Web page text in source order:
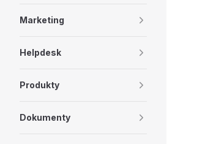
Marketing
Helpdesk
Produkty
Dokumenty